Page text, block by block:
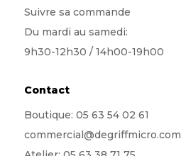
Suivre sa commande
Du mardi au samedi:
9h30-12h30 / 14h00-19h00
Contact
Boutique: 05 63 54 02 61
commercial@degriffmicro.com